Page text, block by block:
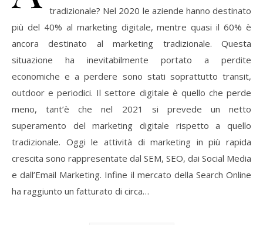
tradizionale? Nel 2020 le aziende hanno destinato
più del 40% al marketing digitale, mentre quasi il 60% è
ancora destinato al marketing tradizionale. Questa
situazione ha inevitabilmente portato a perdite
economiche e a perdere sono stati soprattutto transit,
outdoor e periodici. Il settore digitale è quello che perde
meno, tant’è che nel 2021 si prevede un netto
superamento del marketing digitale rispetto a quello
tradizionale. Oggi le attività di marketing in più rapida
crescita sono rappresentate dal SEM, SEO, dai Social Media
e dall’Email Marketing. Infine il mercato della Search Online
ha raggiunto un fatturato di circa…